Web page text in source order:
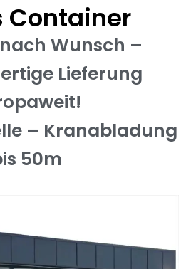
Container
Wunsch –
Lieferung
– Kranabladung
50m